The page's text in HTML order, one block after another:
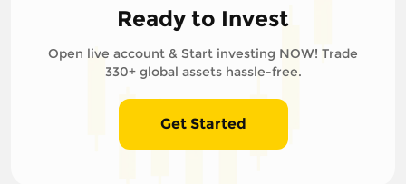
Ready to Invest
Open live account & Start investing NOW! Trade
330+ global assets hassle-free.
Get Started